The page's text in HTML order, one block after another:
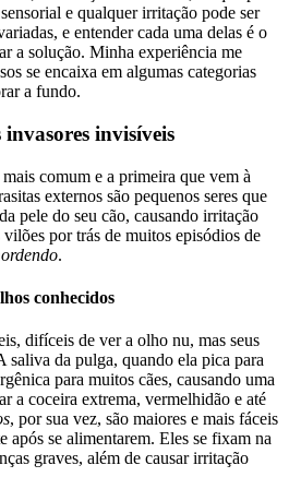
e qualquer irritação pode ser
e entender cada uma delas é o
a solução. Minha experiência me
se encaixa em algumas categorias
a fundo.
invisíveis
comum e a primeira que vem à
externos são pequenos seres que
pele do seu cão, causando irritação
vilões por trás de muitos episódios de
.
conhecidos
difíceis de ver a olho nu, mas seus
saliva da pulga, quando ela pica para
para muitos cães, causando uma
a coceira extrema, vermelhidão e até
, por sua vez, são maiores e mais fáceis
após se alimentarem. Eles se fixam na
graves, além de causar irritação